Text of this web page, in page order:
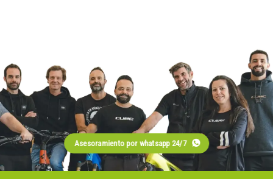
Asesoramiento por whatsapp 24/7